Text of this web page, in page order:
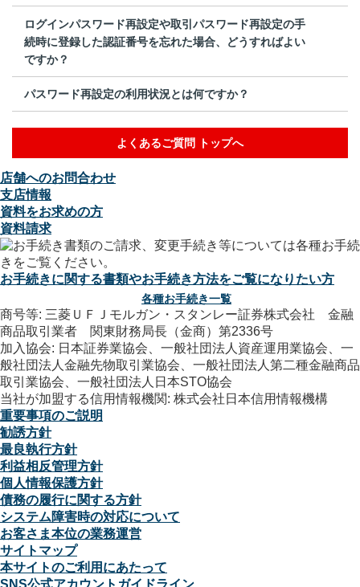
ログインパスワード再設定や取引パスワード再設定の手
続時に登録した認証番号を忘れた場合、どうすればよい
ですか？
パスワード再設定の利用状況とは何ですか？
よくあるご質問 トップへ
店舗へのお問合わせ
支店情報
資料をお求めの方
資料請求
お手続きに関する書類やお手続き方法をご覧になりたい方
各種お手続き一覧
商号等: 三菱ＵＦＪモルガン・スタンレー証券株式会社 金融
商品取引業者 関東財務局長（金商）第2336号
加入協会: 日本証券業協会、一般社団法人資産運用業協会、一
般社団法人金融先物取引業協会、一般社団法人第二種金融商品
取引業協会、一般社団法人日本STO協会
当社が加盟する信用情報機関: 株式会社日本信用情報機構
重要事項のご説明
勧誘方針
最良執行方針
利益相反管理方針
個人情報保護方針
債務の履行に関する方針
システム障害時の対応について
お客さま本位の業務運営
サイトマップ
本サイトのご利用にあたって